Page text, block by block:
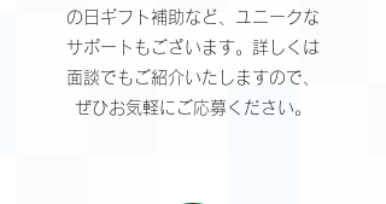
の日ギフト補助など、ユニークな
サポートもございます。詳しくは
面談でもご紹介いたしますので、
ぜひお気軽にご応募ください。